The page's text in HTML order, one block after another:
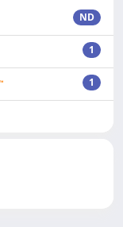
ND
1
1